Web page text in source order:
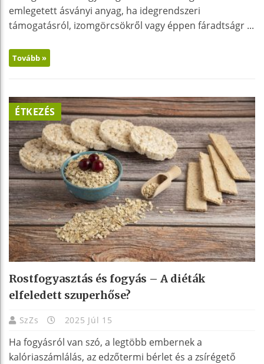
emlegetett ásványi anyag, ha idegrendszeri
támogatásról, izomgörcsökről vagy éppen fáradtságr ...
Tovább »
ÉTKEZÉS
Rostfogyasztás és fogyás – A diéták
elfeledett szuperhőse?
SzZs 2025 Júl 15
Ha fogyásról van szó, a legtöbb embernek a
kalóriaszámlálás, az edzőtermi bérlet és a zsírégető